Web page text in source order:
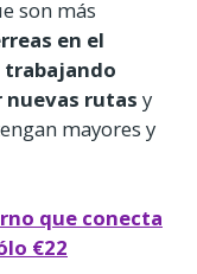
son más
en el
trabajando
nuevas rutas y
mayores y
que conecta
€22